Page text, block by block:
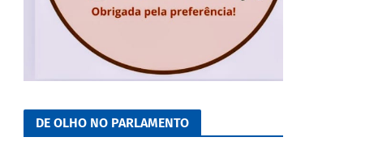
DE OLHO NO PARLAMENTO